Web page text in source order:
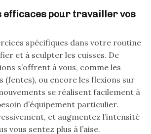
efficaces pour travailler vos
spécifiques dans votre routine
et à sculpter les cuisses. De
s’offrent à vous, comme les
(fentes), ou encore les flexions sur
se réalisent facilement à
d’équipement particulier.
et augmentez l’intensité
vous sentez plus à l’aise.